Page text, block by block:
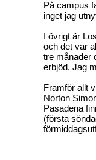
På campus
inget jag
I övrigt är
och det var
tre månader
erbjöd. Jag
Framför allt
Norton
Pasadena
(första